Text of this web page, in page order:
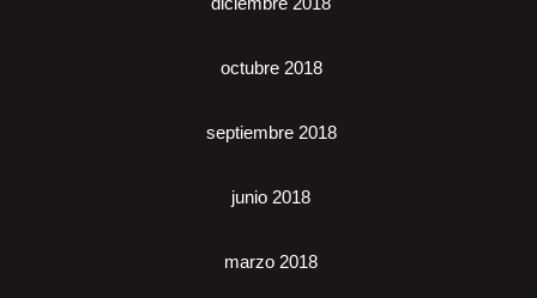
octubre 2018
septiembre 2018
junio 2018
marzo 2018